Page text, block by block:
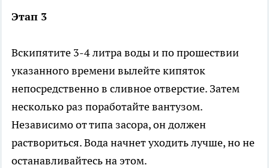
Этап 3
Вскипятите 3-4 литра воды и по прошествии
указанного времени вылейте кипяток
непосредственно в сливное отверстие. Затем
несколько раз поработайте вантузом.
Независимо от типа засора, он должен
раствориться. Вода начнет уходить лучше, но не
останавливайтесь на этом.